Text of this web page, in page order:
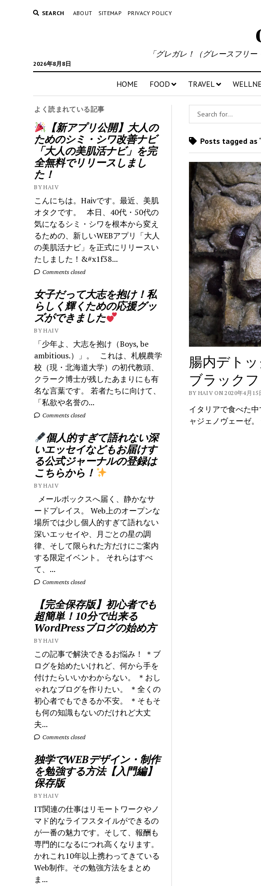
SEARCH ABOUT SITEMAP PRIVACY POLICY
2026年8月8日
「グレガレ！（グレースフリ
HOME FOOD TRAVEL
よく読まれている記事
【新アプリ公開】大人の
ためのシミ・シワ改善ナビ
「大人の美肌活ナビ」を完
全無料でリリースしまし
た！
BY HAIV
こんにちは。Haivです。最近、美肌
オタクです。 本日、40代・50代の
気になるシミ・シワを根本から変え
るための、新しいWEBアプリ「大人
の美肌活ナビ」を正式にリリースい
たしました！&#x1f38...
Comments closed
女子だって大志を抱け！私
らしく輝くための応援グッ
ズができました
BY HAIV
「少年よ、大志を抱け（Boys, be
ambitious.）」。 これは、札幌農学
校（現・北海道大学）の初代教頭、
クラーク博士が残したあまりにも有
名な言葉です。 若者たちに向けて、
「私欲や名誉の...
Comments closed
個人的すぎて語れない深
いエッセイなどもお届けす
る公式ジャーナルの登録は
こちらから！
BY HAIV
メールボックスへ届く、静かなサ
ードプレイス。 Web上のオープンな
場所では少し個人的すぎて語れない
深いエッセイや、月ごとの星の調
律、そして限られた方だけにご案内
する限定イベント。 それらはすべ
て、...
Comments closed
【完全保存版】初心者でも
超簡単！10分で出来る
WordPressブログの始め方
BY HAIV
この記事で解決できるお悩み！ ＊ブ
ログを始めたいけれど、何から手を
付けたらいいかわからない。 ＊おし
ゃれなブログを作りたい。 ＊全くの
初心者でもできるか不安。 ＊そもそ
も何の知識もないのだけれど大丈
夫...
Comments closed
独学でWEBデザイン・制作
を勉強する方法【入門編】
保存版
BY HAIV
IT関連の仕事はリモートワークやノ
マド的なライフスタイルができるの
が一番の魅力です。そして、報酬も
専門的になるにつれ高くなります。
かれこれ10年以上携わってきている
Web制作。その勉強方法をまとめ
ま...
Posts tagged as
腸内デト
ブラック
BY HAIV ON 2020年4月15
イタリアで食べた
ャジェノヴェーゼ